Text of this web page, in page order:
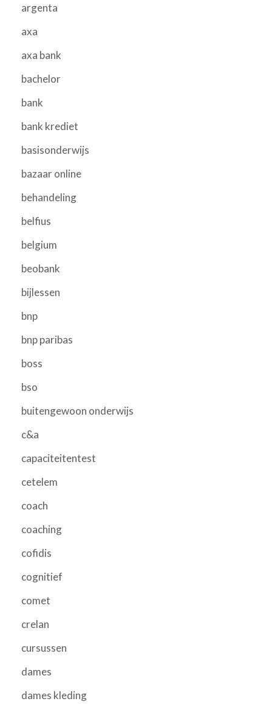
argenta
axa
axa bank
bachelor
bank
bank krediet
basisonderwijs
bazaar online
behandeling
belfius
belgium
beobank
bijlessen
bnp
bnp paribas
boss
bso
buitengewoon onderwijs
c&a
capaciteitentest
cetelem
coach
coaching
cofidis
cognitief
comet
crelan
cursussen
dames
dames kleding